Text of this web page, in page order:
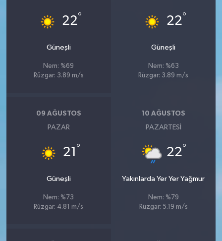
22°
Güneşli
Nem: %69
Rüzgar: 3.89 m/s
22°
Güneşli
Nem: %63
Rüzgar: 3.89 m/s
09 AĞUSTOS
PAZAR
21 °
Güneşli
Nem: %73
Rüzgar: 4.81 m/s
10 AĞUSTOS
PAZARTESI
22°
Yakınlarda Yer Yer Yağmur
Nem: %79
Rüzgar: 5.19 m/s